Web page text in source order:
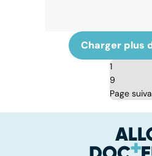
Charger plus
1
9
Page